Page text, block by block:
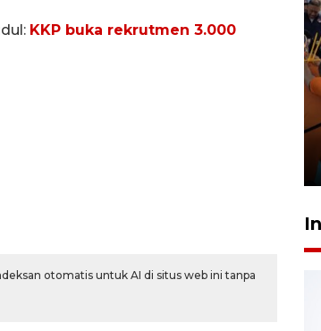
KKP buka rekrutmen 3.000
otomatis untuk AI di situs web ini tanpa